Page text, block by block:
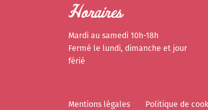
Horaires
Mardi au samedi 10h-18h
Fermé le lundi, dimanche et jour
férié
Mentions légales Politique de